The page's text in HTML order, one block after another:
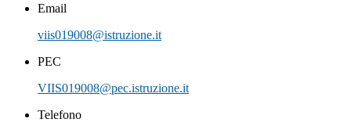
Email
viis019008@istruzione.it
PEC
VIIS019008@pec.istruzione.it
Telefono